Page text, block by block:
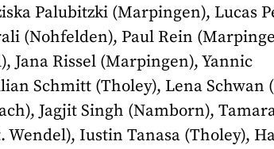
Palubitzki (Marpingen), Lucas
(Nohfelden), Paul Rein
Jana Rissel (Marpingen), Yannic
Schmitt (Tholey), Lena Schwan
Jagjit Singh (Namborn),
Wendel), Iustin Tanasa (Tholey),